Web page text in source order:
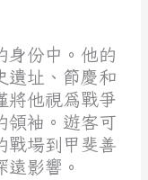
身份中。他的
遺址、節慶和
將他視為戰爭
領袖。遊客可
戰場到甲斐善
影響。